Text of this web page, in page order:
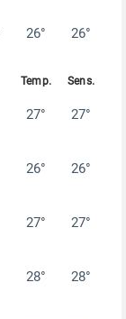
26° 26°
27° 27°
26° 26°
27° 27°
28° 28°